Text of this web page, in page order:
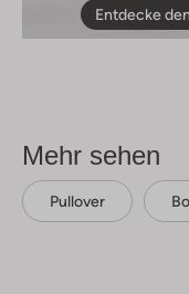
Entdecke
Mehr sehen
Pullover